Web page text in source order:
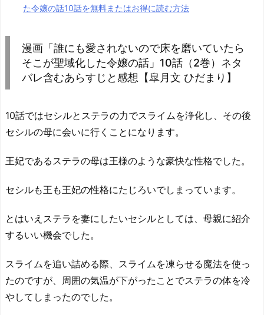
た令嬢の話10話を無料またはお得に読む方法
漫画「誰にも愛されないので床を磨いていたら
そこが聖域化した令嬢の話」10話（2巻）ネタ
バレ含むあらすじと感想【皐月文 ひだまり】
10話ではセシルとステラの力でスライムを浄化し、その後
セシルの母に会いに行くことになります。
王妃であるステラの母は王様のような豪快な性格でした。
セシルも王も王妃の性格にたじろいでしまっています。
とはいえステラを妻にしたいセシルとしては、母親に紹介
するいい機会でした。
スライムを追い詰める際、スライムを凍らせる魔法を使っ
たのですが、周囲の気温が下がったことでステラの体を冷
やしてしまったのでした。